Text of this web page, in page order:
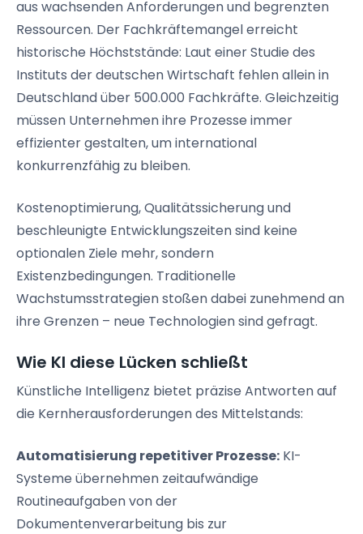
aus wachsenden Anforderungen und begrenzten
Ressourcen. Der Fachkräftemangel erreicht
historische Höchststände: Laut einer Studie des
Instituts der deutschen Wirtschaft fehlen allein in
Deutschland über 500.000 Fachkräfte. Gleichzeitig
müssen Unternehmen ihre Prozesse immer
effizienter gestalten, um international
konkurrenzfähig zu bleiben.
Kostenoptimierung, Qualitätssicherung und
beschleunigte Entwicklungszeiten sind keine
optionalen Ziele mehr, sondern
Existenzbedingungen. Traditionelle
Wachstumsstrategien stoßen dabei zunehmend an
ihre Grenzen – neue Technologien sind gefragt.
Wie KI diese Lücken schließt
Künstliche Intelligenz bietet präzise Antworten auf
die Kernherausforderungen des Mittelstands:
Automatisierung repetitiver Prozesse: KI-
Systeme übernehmen zeitaufwändige
Routineaufgaben von der
Dokumentenverarbeitung bis zur